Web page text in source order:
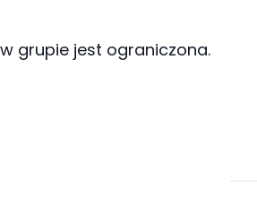
grupie jest ograniczona.